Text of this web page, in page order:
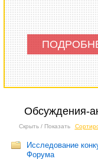
Обсуждения-
Скрыть / Показать
Исследование
Форума